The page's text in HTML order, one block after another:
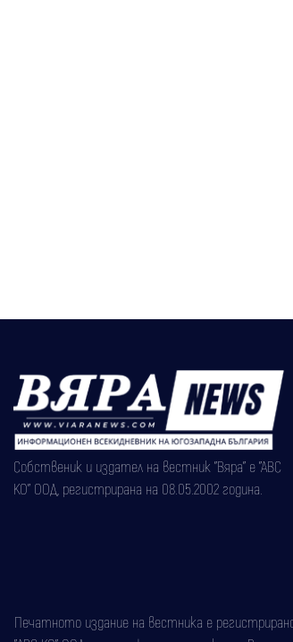
Собственик и издател на вестник "Вяра" е "АВС
КО" ООД, регистрирана на 08.05.2002 година.
Печатното издание на вестника е регистрирано